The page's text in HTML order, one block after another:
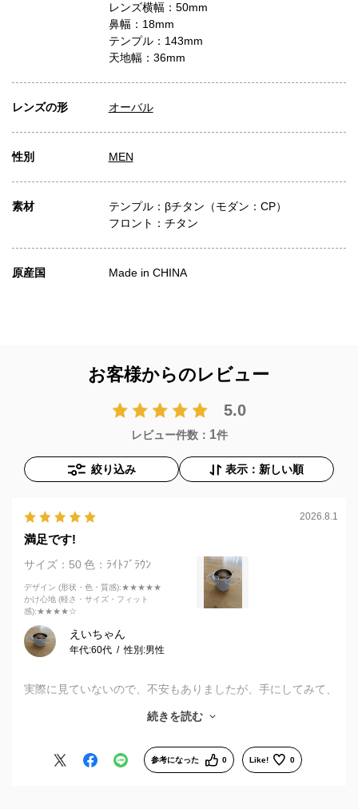
レンズ横幅：50mm
鼻幅：18mm
テンプル：143mm
天地幅：36mm
レンズの形 オーバル
性別 MEN
素材
テンプル：βチタン（モダン：CP）
フロント：チタン
原産国 Made in CHINA
お客様からのレビュー
5.0
レビュー件数： 1件
絞り込み 表示：新しい順
2026.8.1
満足です!
サイズ：50色：ﾗｲﾄﾌﾞﾗｳﾝ
デザイン (形状・色・質感):★★★★★
かけ心地 (軽さ・サイズ・フィット
感):★★★★☆
えいちゃん
年代:60代 性別:男性
実際に見ていないので、不安もありましたが、手にしてみて、
次も利用したいと思います。ありがとうございました。
続きを読む
参考になった 0 Like! 0